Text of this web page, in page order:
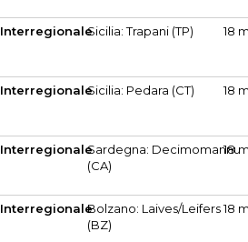
InterregionaleSicilia: Trapani (TP) 18 m
InterregionaleSicilia: Pedara (CT) 18 m
InterregionaleSardegna: Decimomannu
(CA)
18 m
InterregionaleBolzano: Laives/Leifers
(BZ)
18 m